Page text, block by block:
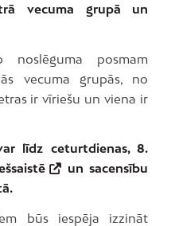
vecuma grupā un
noslēguma posmam
vecuma grupās, no
ir vīriešu un viena ir
līdz ceturtdienas, 8.
un sacensību
būs iespēja izzināt